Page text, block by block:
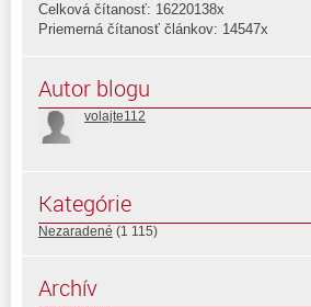
Celková čítanosť: 16220138x
Priemerná čítanosť článkov: 14547x
Autor blogu
volajte112
Kategórie
Nezaradené (1 115)
Archív